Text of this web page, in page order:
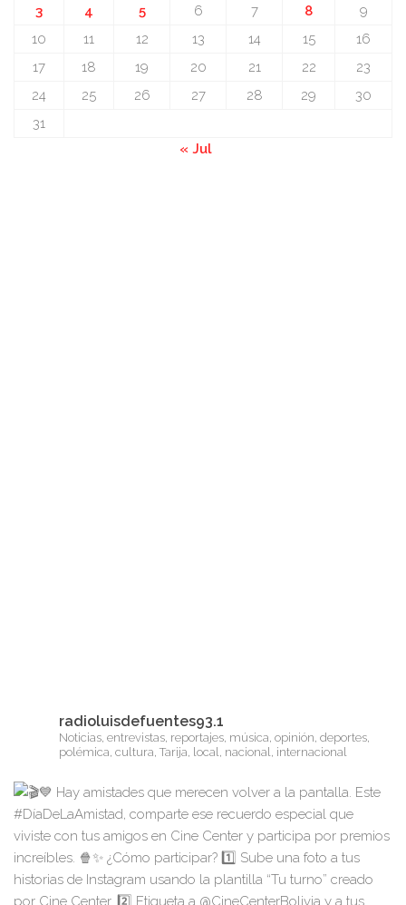
3
4 5 6 7 8
9
10
11 12 13 14 15
16
17
18 19 20 21 22
23
24
25 26 27 28 29
30
31
« Jul
radioluisdefuentes93.1
Noticias, entrevistas, reportajes, música, opinión, deportes,
polémica, cultura, Tarija, local, nacional, internacional